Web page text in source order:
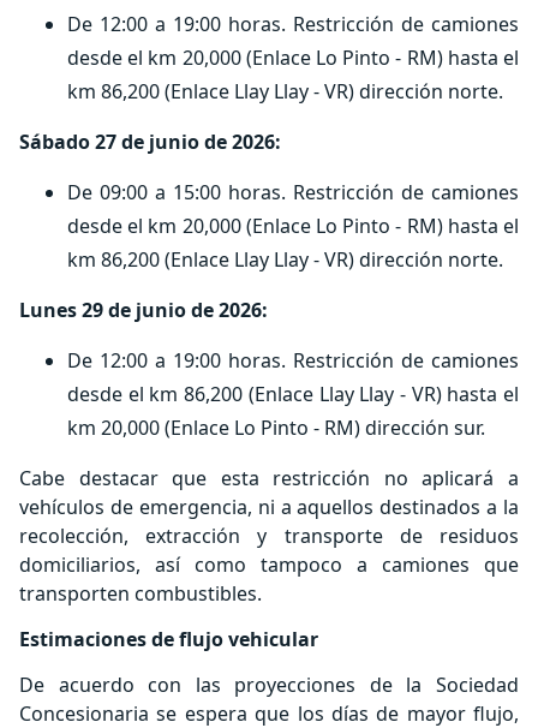
De 12:00 a 19:00 horas. Restricción de camiones
desde el km 20,000 (Enlace Lo Pinto - RM) hasta el
km 86,200 (Enlace Llay Llay - VR) dirección norte.
Sábado 27 de junio de 2026:
De 09:00 a 15:00 horas. Restricción de camiones
desde el km 20,000 (Enlace Lo Pinto - RM) hasta el
km 86,200 (Enlace Llay Llay - VR) dirección norte.
Lunes 29 de junio de 2026:
De 12:00 a 19:00 horas. Restricción de camiones
desde el km 86,200 (Enlace Llay Llay - VR) hasta el
km 20,000 (Enlace Lo Pinto - RM) dirección sur.
Cabe destacar que esta restricción no aplicará a
vehículos de emergencia, ni a aquellos destinados a la
recolección, extracción y transporte de residuos
domiciliarios, así como tampoco a camiones que
transporten combustibles.
Estimaciones de flujo vehicular
De acuerdo con las proyecciones de la Sociedad
Concesionaria se espera que los días de mayor flujo,